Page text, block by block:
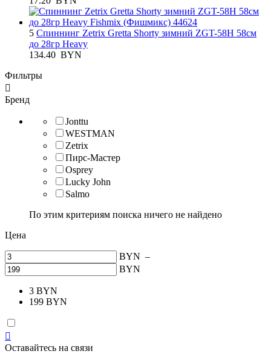
5 Спиннинг Zetrix Gretta Shorty зимний ZGT-58H 58см
до 28гр Heavy
134.40 BYN
Фильтры

Бренд
Jonttu
WESTMAN
Zetrix
Пирс-Мастер
Osprey
Lucky John
Salmo
По этим критериям поиска ничего не найдено
Цена
BYN –
BYN
3 BYN
199 BYN

Оставайтесь на связи